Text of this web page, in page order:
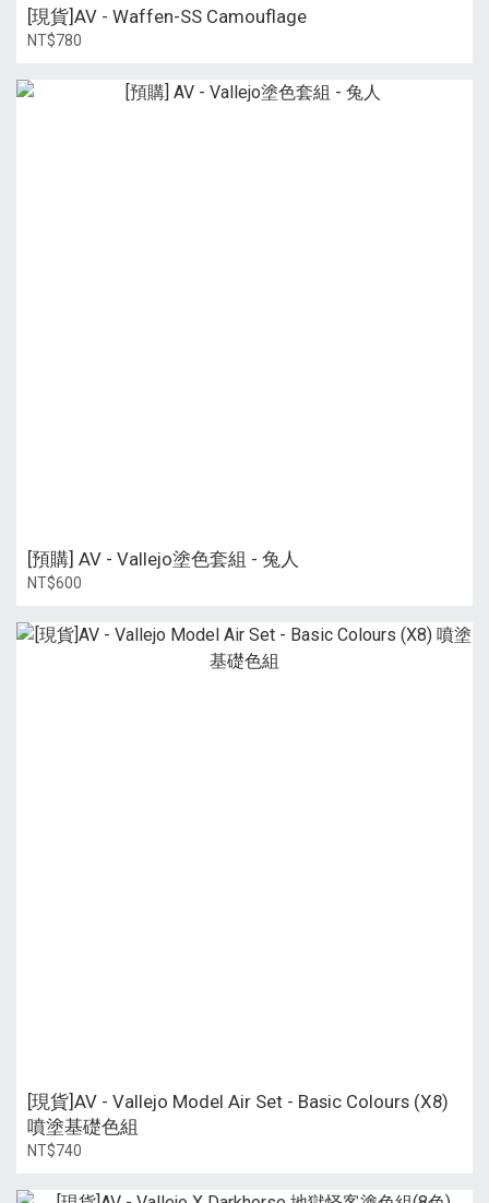
[現貨]AV - Waffen-SS Camouflage
NT$780
[預購] AV - Vallejo塗色套組 - 兔人
NT$600
[現貨]AV - Vallejo Model Air Set - Basic Colours (X8)
噴塗基礎色組
NT$740